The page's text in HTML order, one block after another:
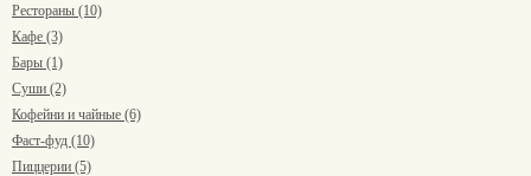
Рестораны (10)
Кафе (3)
Бары (1)
Суши (2)
Кофейни и чайные (6)
Фаст-фуд (10)
Пиццерии (5)